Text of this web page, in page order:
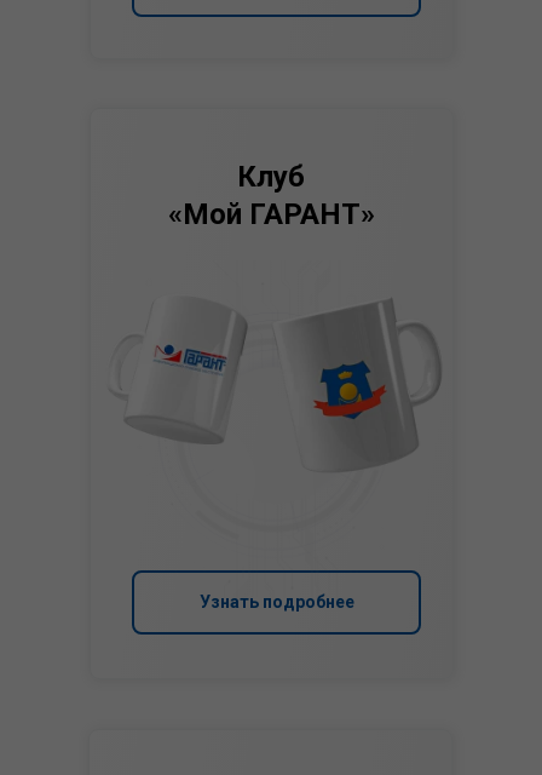
Узнать подробнее
Клуб
«Мой ГАРАНТ»